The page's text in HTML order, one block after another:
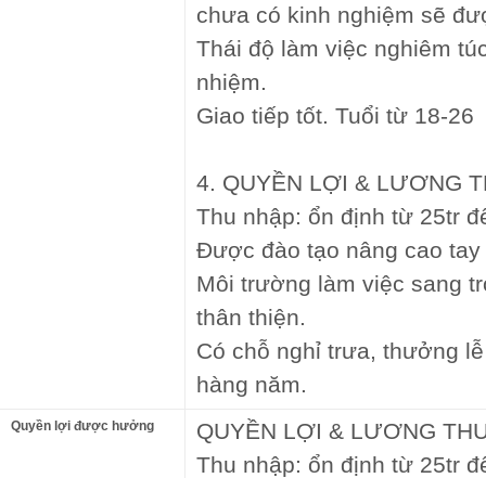
chưa có kinh nghiệm sẽ
Thái độ làm việc nghiêm
nhiệm.
Giao tiếp tốt. Tuổi từ 18-26
4. QUYỀN LỢI & LƯƠNG
Thu nhập: ổn định từ 25tr
Được đào tạo nâng cao
Môi trường làm việc sang
thân thiện.
Có chỗ nghỉ trưa, thưởng
hàng năm.
Quyền lợi được hưởng
QUYỀN LỢI & LƯƠNG
Thu nhập: ổn định từ 25tr